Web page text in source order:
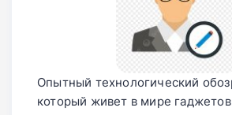
Опытный технологический
который живет в мире